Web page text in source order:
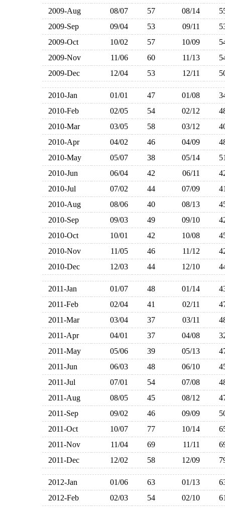
2009-Aug
08/07 57 08/14
2009-Sep
09/04 53 09/11
2009-Oct
10/02 57 10/09
2009-Nov
11/06 60 11/13
2009-Dec
12/04 53 12/11
2010-Jan 01/01 47 01/08
2010-Feb
02/05 54 02/12
2010-Mar
03/05 58 03/12
2010-Apr
04/02 46 04/09
2010-May
05/07 38 05/14
2010-Jun
06/04 42 06/11
2010-Jul
07/02 44 07/09
2010-Aug
08/06 40 08/13
2010-Sep
09/03 49 09/10
2010-Oct
10/01 42 10/08
2010-Nov
11/05 46 11/12
2010-Dec
12/03 44 12/10
2011-Jan 01/07 48 01/14
2011-Feb
02/04 41 02/11
2011-Mar
03/04 37 03/11
2011-Apr
04/01 37 04/08
2011-May
05/06 39 05/13
2011-Jun
06/03 48 06/10
2011-Jul
07/01 54 07/08
2011-Aug
08/05 45 08/12
2011-Sep
09/02 46 09/09
2011-Oct
10/07 77 10/14
2011-Nov
11/04 69 11/11
2011-Dec
12/02 58 12/09
2012-Jan 01/06 63 01/13
2012-Feb
02/03 54 02/10